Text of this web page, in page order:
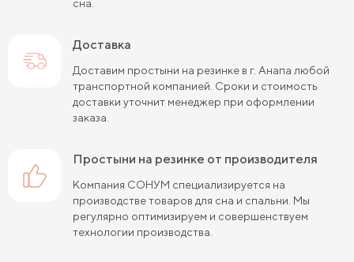
сна.
Доставка
Доставим простыни на резинке в г. Анапа любой
транспортной компанией. Сроки и стоимость
доставки уточнит менеджер при оформлении
заказа.
простыни на резинке от производителя
Компания СОНУМ специализируется на
производстве товаров для сна и спальни. Мы
регулярно оптимизируем и совершенствуем
технологии производства.